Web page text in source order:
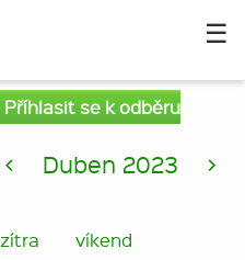
☰
Příhlasit se k odběru
< Duben 2023 >
zítra
víkend